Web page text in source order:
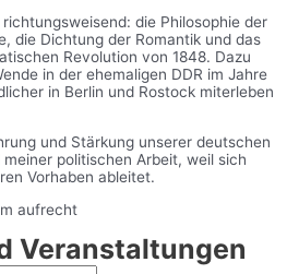
die Philosophie der
die Dichtung der Romantik und das
Revolution von 1848. Dazu
in der ehemaligen DDR im Jahre
in Berlin und Rostock miterleben
und Stärkung unserer deutschen
politischen Arbeit, weil sich
Vorhaben ableitet.
aufrecht
Veranstaltungen